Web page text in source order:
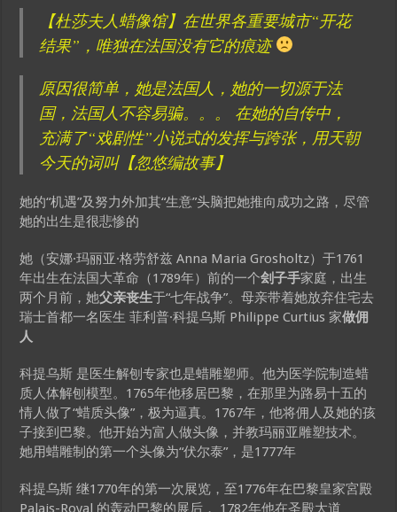
【杜莎夫人蜡像馆】在世界各重要城市“开花
结果”，唯独在法国没有它的痕迹
原因很简单，她是法国人，她的一切源于法
国，法国人不容易骗。。。 在她的自传中，
充满了“戏剧性”小说式的发挥与跨张，用天朝
今天的词叫【忽悠编故事】
她的“机遇”及努力外加其“生意”头脑把她推向成功之路，尽管
她的出生是很悲惨的
她（安娜·玛丽亚·格劳舒兹 Anna Maria Grosholtz）于1761
年出生在法国大革命（1789年）前的一个刽子手家庭，出生
两个月前，她父亲丧生于“七年战争”。母亲带着她放弃住宅去
瑞士首都一名医生 菲利普·科提乌斯 Philippe Curtius 家做佣
人
科提乌斯 是医生解刨专家也是蜡雕塑师。他为医学院制造蜡
质人体解刨模型。1765年他移居巴黎，在那里为路易十五的
情人做了“蜡质头像”，极为逼真。1767年，他将佣人及她的孩
子接到巴黎。他开始为富人做头像，并教玛丽亚雕塑技术。
她用蜡雕制的第一个头像为“伏尔泰”，是1777年
科提乌斯 继1770年的第一次展览，至1776年在巴黎皇家宮殿
Palais-Royal 的轰动巴黎的展后， 1782年他在圣殿大道